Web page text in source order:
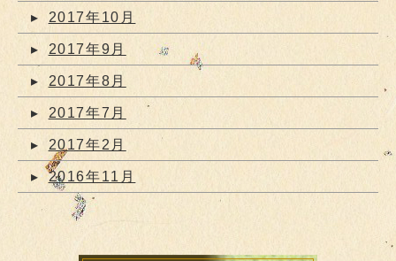
2017年10月
2017年9月
2017年8月
2017年7月
2017年2月
2016年11月